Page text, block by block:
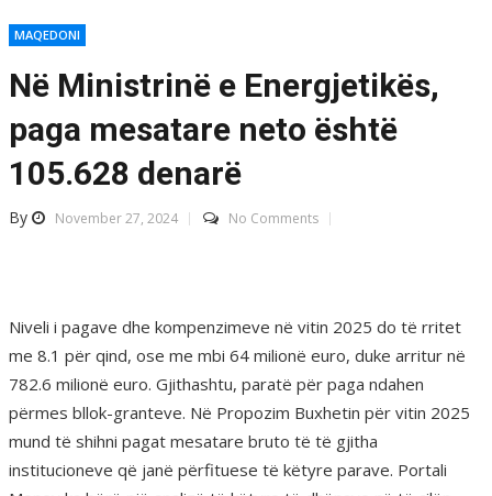
MAQEDONI
Në Ministrinë e Energjetikës,
paga mesatare neto është
105.628 denarë
By November 27, 2024 No Comments
Niveli i pagave dhe kompenzimeve në vitin 2025 do të rritet
me 8.1 për qind, ose me mbi 64 milionë euro, duke arritur në
782.6 milionë euro. Gjithashtu, paratë për paga ndahen
përmes bllok-granteve. Në Propozim Buxhetin për vitin 2025
mund të shihni pagat mesatare bruto të të gjitha
institucioneve që janë përfituese të këtyre parave. Portali